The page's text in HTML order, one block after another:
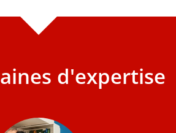
d'expertise